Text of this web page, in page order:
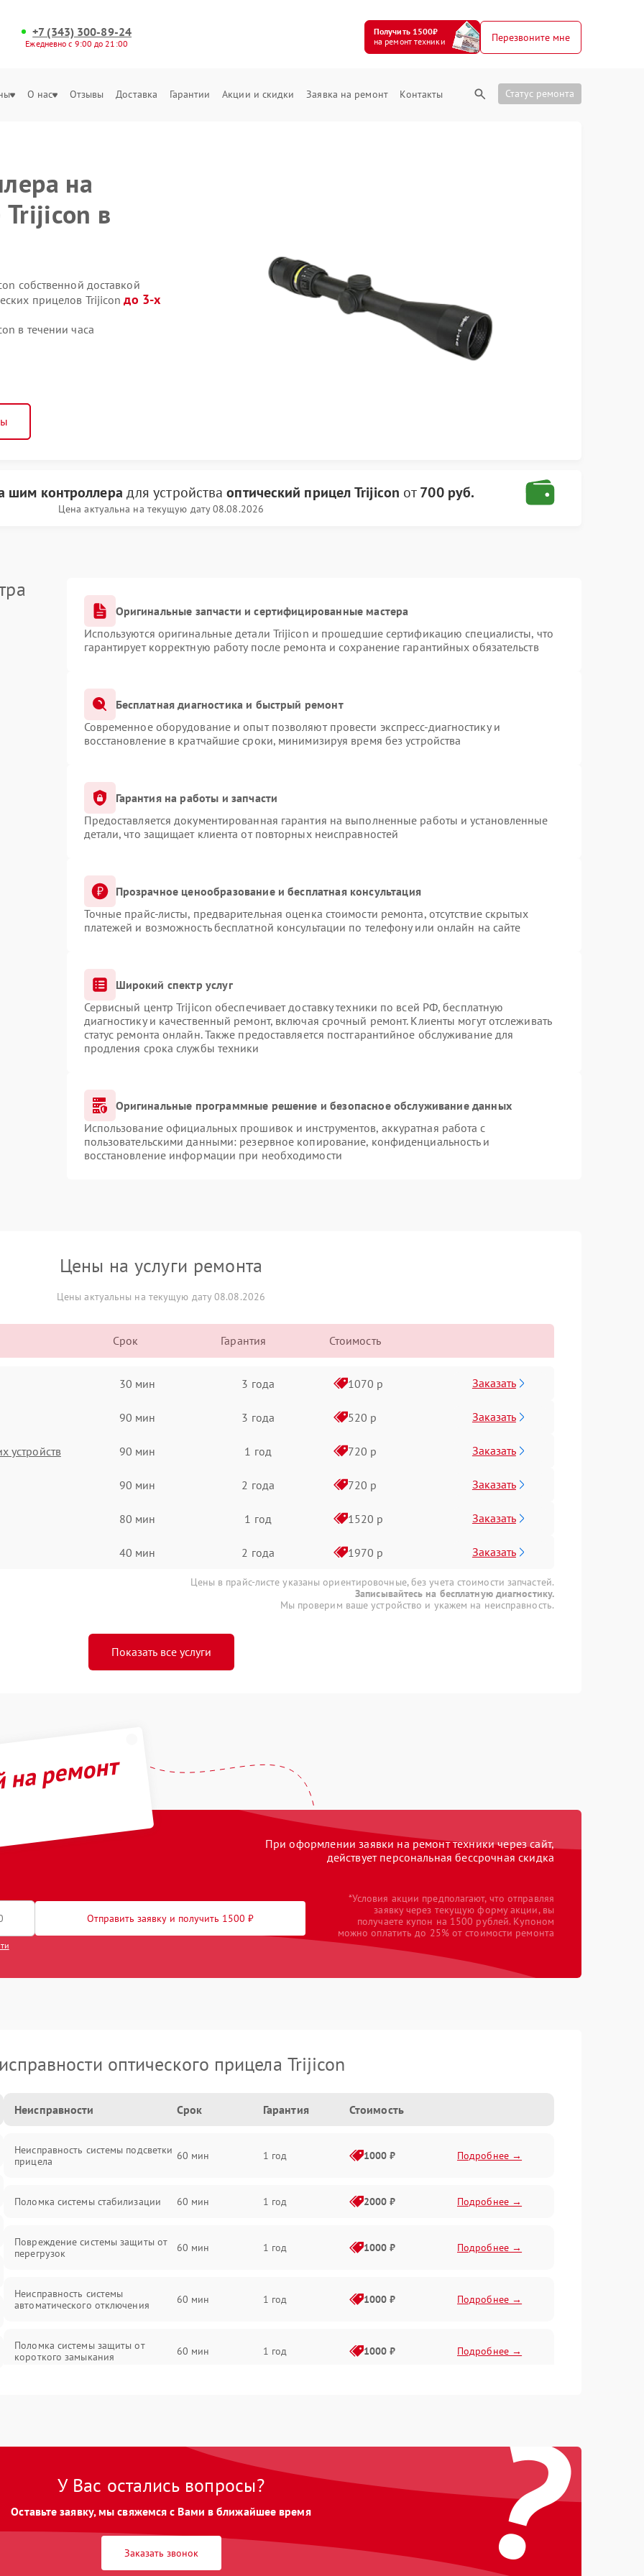
+7 (343) 300-89-24
Ежедневно с 9:00 до 21:00
Получить 1500₽
на ремонт техники
Перезвоните мне
О нас Отзывы Доставка Гарантии Акции и скидки Заявка на ремонт Контакты Статус ремонта
на
Trijicon в
собственной доставкой
прицелов Trijiconдо 3-х
в течении часа
шим контроллера для устройстваоптический прицел Trijicon от700 руб.
Цена актуальна на текущую дату 08.08.2026
Оригинальные запчасти и сертифицированные мастера
Используются оригинальные детали Trijicon и прошедшие сертификацию специалисты, что
гарантирует корректную работу после ремонта и сохранение гарантийных обязательств
Бесплатная диагностика и быстрый ремонт
Современное оборудование и опыт позволяют провести экспресс-диагностику и
восстановление в кратчайшие сроки, минимизируя время без устройства
Гарантия на работы и запчасти
Предоставляется документированная гарантия на выполненные работы и установленные
детали, что защищает клиента от повторных неисправностей
Прозрачное ценообразование и бесплатная консультация
Точные прайс-листы, предварительная оценка стоимости ремонта, отсутствие скрытых
платежей и возможность бесплатной консультации по телефону или онлайн на сайте
Широкий спектр услуг
Сервисный центр Trijicon обеспечивает доставку техники по всей РФ, бесплатную
диагностику и качественный ремонт, включая срочный ремонт. Клиенты могут отслеживать
статус ремонта онлайн. Также предоставляется постгарантийное обслуживание для
продления срока службы техники
Оригинальные программные решение и безопасное обслуживание данных
Использование официальных прошивок и инструментов, аккуратная работа с
пользовательскими данными: резервное копирование, конфиденциальность и
восстановление информации при необходимости
Цены на услуги ремонта
Цены актуальны на текущую дату 08.08.2026
Срок Гарантия Стоимость
30 мин 3 года 1070 р Заказать
90 мин 3 года 520 р Заказать
устройств 90 мин 1 год 720 р Заказать
90 мин 2 года 720 р Заказать
80 мин 1 год 1520 р Заказать
40 мин 2 года 1970 р Заказать
Цены в прайс-листе указаны ориентировочные, без учета стоимости запчастей.
Записывайтесь на бесплатную диагностику.
Мы проверим ваше устройство и укажем на неисправность.
Показать все услуги
ремонт
При оформлении заявки на ремонт техники через сайт,
действует персональная бессрочная скидка
Отправить заявку и получить 1500 ₽
*Условия акции предполагают, что отправляя
заявку через текущую форму акции, вы
получаете купон на 1500 рублей. Купоном
можно оплатить до 25% от стоимости ремонта
оптического прицела Trijicon
Неисправности Срок Гарантия Стоимость
Неисправность системы подсветки
прицела
60 мин 1 год 1000 ₽ Подробнее →
Поломка системы стабилизации 60 мин 1 год 2000 ₽ Подробнее →
Повреждение системы защиты от
перегрузок
60 мин 1 год 1000 ₽ Подробнее →
Неисправность системы
автоматического отключения
60 мин 1 год 1000 ₽ Подробнее →
Поломка системы защиты от
короткого замыкания
60 мин 1 год 1000 ₽ Подробнее →
Неисправность системы защиты от
60 мин Подробнее →
замыкания
60 мин Подробнее →
Неисправность системы защиты от 60 мин 1000 ₽ Подробнее →
?
У Вас остались вопросы?
Оставьте заявку, мы свяжемся с Вами в ближайшее время
Заказать звонок